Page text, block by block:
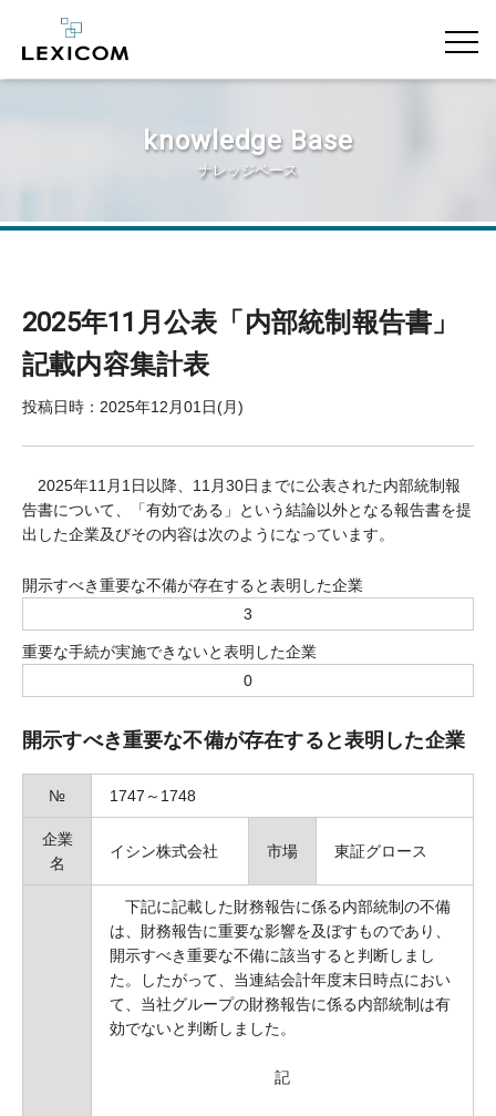
knowledge Base
ナレッジベース
2025年11月公表「内部統制報告書」
記載内容集計表
投稿日時：2025年12月01日(月)
2025年11月1日以降、11月30日までに公表された内部統制報
告書について、「有効である」という結論以外となる報告書を提
出した企業及びその内容は次のようになっています。
開示すべき重要な不備が存在すると表明した企業
3
重要な手続が実施できないと表明した企業
0
開示すべき重要な不備が存在すると表明した企業
№ 1747～1748
企業
名
イシン株式会社 市場 東証グロース
下記に記載した財務報告に係る内部統制の不備
は、財務報告に重要な影響を及ぼすものであり、
開示すべき重要な不備に該当すると判断しまし
た。したがって、当連結会計年度末日時点におい
て、当社グループの財務報告に係る内部統制は有
効でないと判断しました。
記